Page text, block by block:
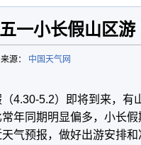
五一小长假山区
源： 中国天气网
（4.30-5.2）即将到来，
年同期明显偏多，小长
气预报，做好出游安排